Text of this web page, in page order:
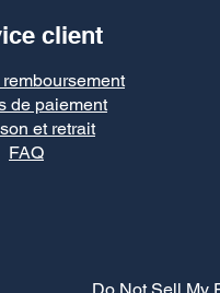
client
de paiement
et retrait
FAQ